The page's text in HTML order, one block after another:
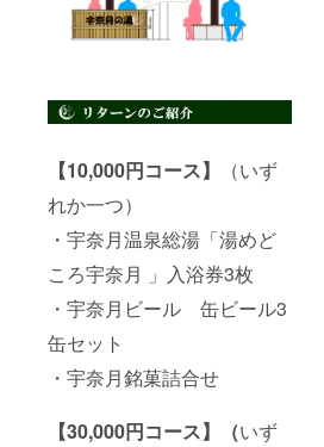
【10,000円コース】
（いず
れか一つ）
・宇奈月温泉総湯「湯めど
ころ宇奈月 」入浴券3枚
・宇奈月ビール 缶ビール3
缶セット
・宇奈月銘菓詰合せ
【30,000円コース】（いず